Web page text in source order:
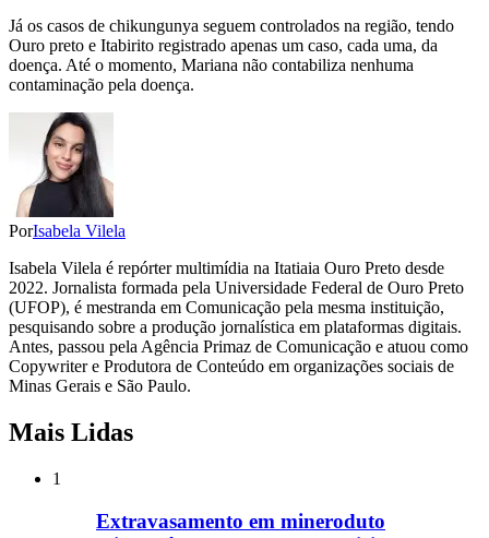
Já os casos de chikungunya seguem controlados na região, tendo
Ouro preto e Itabirito registrado apenas um caso, cada uma, da
doença. Até o momento, Mariana não contabiliza nenhuma
contaminação pela doença.
PorIsabela Vilela
Isabela Vilela é repórter multimídia na Itatiaia Ouro Preto desde
2022. Jornalista formada pela Universidade Federal de Ouro Preto
(UFOP), é mestranda em Comunicação pela mesma instituição,
pesquisando sobre a produção jornalística em plataformas digitais.
Antes, passou pela Agência Primaz de Comunicação e atuou como
Copywriter e Produtora de Conteúdo em organizações sociais de
Minas Gerais e São Paulo.
Mais Lidas
1
Extravasamento em mineroduto